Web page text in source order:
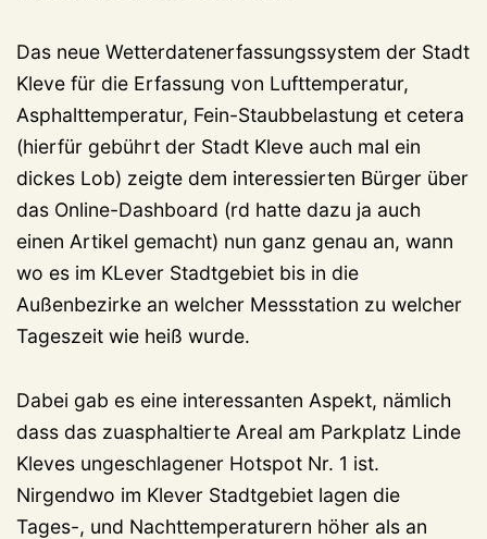
Das neue Wetterdatenerfassungssystem der Stadt
Kleve für die Erfassung von Lufttemperatur,
Asphalttemperatur, Fein-Staubbelastung et cetera
(hierfür gebührt der Stadt Kleve auch mal ein
dickes Lob) zeigte dem interessierten Bürger über
das Online-Dashboard (rd hatte dazu ja auch
einen Artikel gemacht) nun ganz genau an, wann
wo es im KLever Stadtgebiet bis in die
Außenbezirke an welcher Messstation zu welcher
Tageszeit wie heiß wurde.
Dabei gab es eine interessanten Aspekt, nämlich
dass das zuasphaltierte Areal am Parkplatz Linde
Kleves ungeschlagener Hotspot Nr. 1 ist.
Nirgendwo im Klever Stadtgebiet lagen die
Tages-, und Nachttemperaturern höher als an